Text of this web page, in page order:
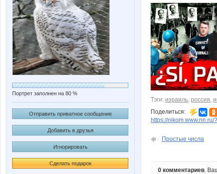
Портрет заполнен на 80 %
Отправить приватное сообщение
Добавить в друзья
Игнорировать
Сделать подарок
Тэги: израиль, россия,
Поделиться:
https://nikom.www.nn.ru/
Простые числа
0 комментариев.